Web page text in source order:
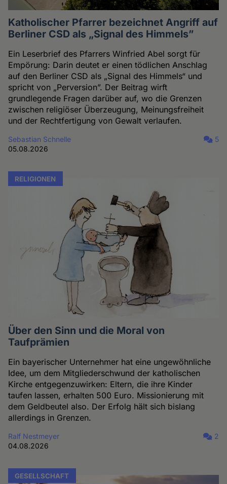
Katholischer Pfarrer bezeichnet Angriff auf
Berliner CSD als „Signal des Himmels”
Ein Leserbrief des Pfarrers Winfried Abel sorgt für
Empörung: Darin deutet er einen tödlichen Anschlag
auf den Berliner CSD als „Signal des Himmels“ und
spricht von „Perversion”. Der Beitrag wirft
grundlegende Fragen darüber auf, wo die Grenzen
zwischen religiöser Überzeugung, Meinungsfreiheit
und der Rechtfertigung von Gewalt verlaufen.
Sebastian Schnelle
05.08.2026
5
RELIGIONEN
Über den Sinn und die Moral von
Taufprämien
Ein bayerischer Unternehmer hat eine ungewöhnliche
Idee, um dem Mitgliederschwund der katholischen
Kirche entgegenzuwirken: Eltern, die ihre Kinder
taufen lassen, erhalten 500 Euro. Missionierung mit
dem Geldbeutel also. Der Erfolg hält sich bislang
allerdings in Grenzen.
Ralf Nestmeyer
04.08.2026
2
GESELLSCHAFT